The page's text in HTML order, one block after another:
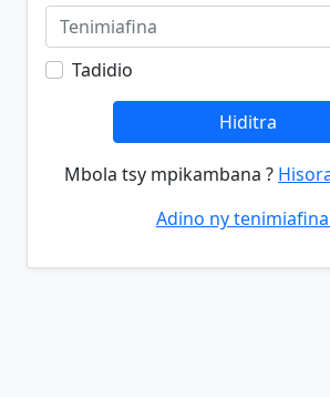
Tadidio
Hiditra
Mbola tsy mpikambana ?
Adino ny tenimiafina